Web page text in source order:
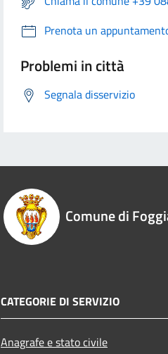
Prenota un
Problemi in città
Segnala disservizio
Comune di
CATEGORIE DI SERVIZIO
Anagrafe e stato civile